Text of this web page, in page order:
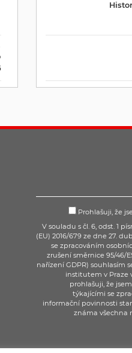
Prohlašuji, že
V souladu s čl. 6, odst. 1
(EU) 2016/679 ze dne 27.
se zpracováním
zrušení směrnice 95/46/
nařízení GDPR) souhlasím
institutem v Praze
prohlašuji, že
týkajícími se
informační povinnosti
známa všechna